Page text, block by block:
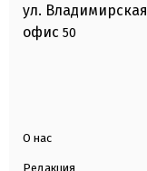
ул. Владимирская
офис 50
О нас
Редакция